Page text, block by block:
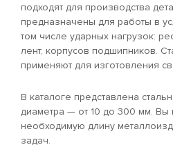
подходят для производства
предназначены для работы в
том числе ударных нагрузок:
лент, корпусов подшипников.
применяют для изготовления
В каталоге представлена
диаметра — от 10 до 300 мм. Вы
необходимую длину
задач.